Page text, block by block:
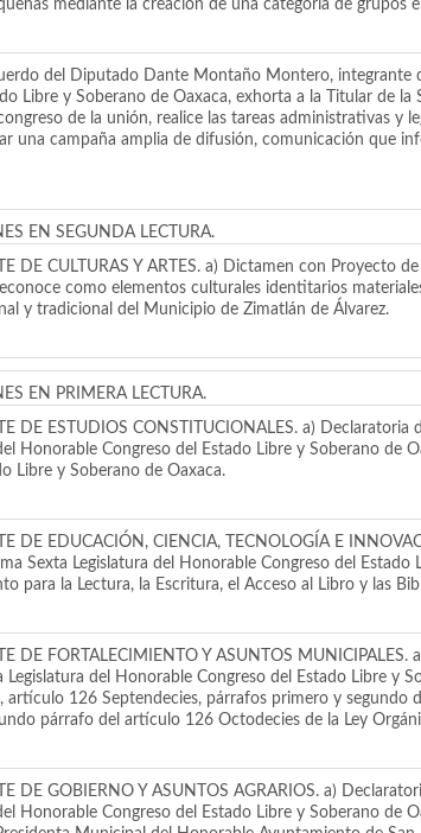
mediante la creación de una categoría de grupos
del Diputado Dante Montaño Montero, integrante
Libre y Soberano de Oaxaca, exhorta a la Titular de
de la unión, realice las tareas administrativas y
una campaña amplia de difusión, comunicación que
EN SEGUNDA LECTURA.
DE CULTURAS Y ARTES. a) Dictamen con Proyecto
como elementos culturales identitarios
y tradicional del Municipio de Zimatlán de Álvarez.
EN PRIMERA LECTURA.
DE ESTUDIOS CONSTITUCIONALES. a)
Honorable Congreso del Estado Libre y Soberano
Libre y Soberano de Oaxaca.
DE EDUCACIÓN, CIENCIA, TECNOLOGÍA E
Sexta Legislatura del Honorable Congreso del
para la Lectura, la Escritura, el Acceso al Libro y las
DE FORTALECIMIENTO Y ASUNTOS
Legislatura del Honorable Congreso del Estado Libre
126 Septendecies, párrafos primero y
párrafo del artículo 126 Octodecies de la Ley
DE GOBIERNO Y ASUNTOS AGRARIOS. a)
Honorable Congreso del Estado Libre y Soberano